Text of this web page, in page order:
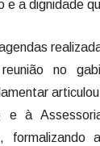
e a dignidade
no
e à
formalizando